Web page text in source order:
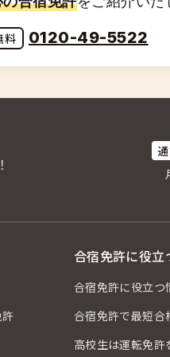
0120-49-5522
合宿免許に役立
合宿免許に役立つ
合宿免許で最短合
高校生は運転免許